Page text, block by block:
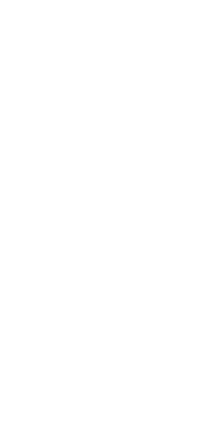
Das sind
Sie versuchen, die für
Verfahren.